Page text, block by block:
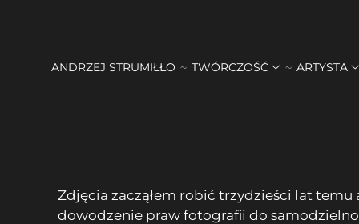
ANDRZEJ STRUMIŁŁO TWÓRCZOŚĆ ARTYSTA
Zdjęcia zacząłem robić trzydzieści lat
dowodzenie praw fotografii do